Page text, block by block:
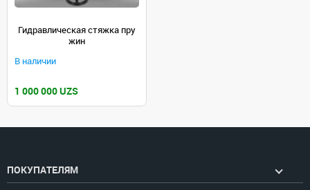
Гидравлическая стяжка пру
жин
В наличии
1 000 000 UZS
ПОКУПАТЕЛЯМ